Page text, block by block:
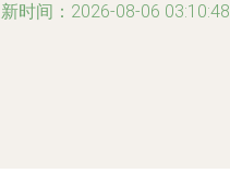
时间：2026-08-06 03:10:48